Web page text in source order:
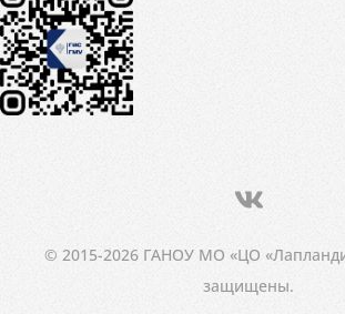
© 2015-2026 ГАНОУ МО «ЦО
защищены.